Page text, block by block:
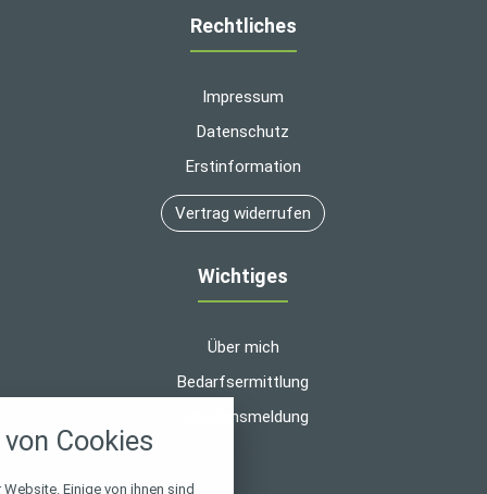
Rechtliches
Impressum
Datenschutz
Erstinformation
Vertrag widerrufen
Wichtiges
Über mich
Bedarfsermittlung
Schadensmeldung
Cookies
Einige von ihnen sind
alle verwendeten Cookies und
zu blockieren.